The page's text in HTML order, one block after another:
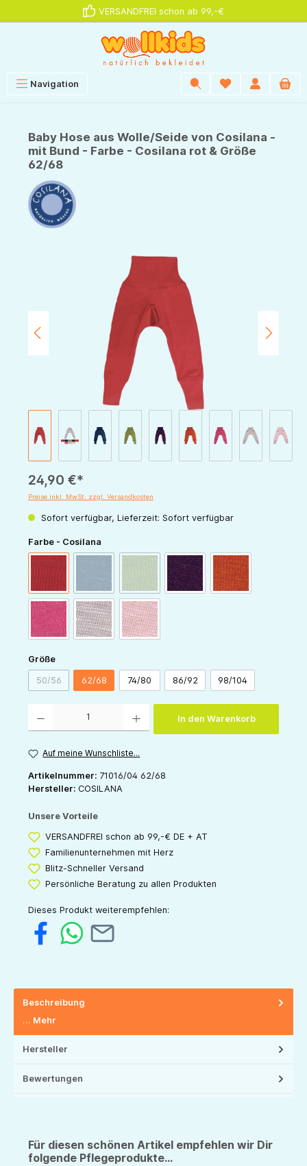
VERSANDFREI schon ab 99,-€
Navigation
Baby Hose aus Wolle/Seide von Cosilana -
mit Bund - Farbe - Cosilana rot & Größe
62/68
Bildergalerie überspringen
24,90 €*
Preise inkl. MwSt. zzgl. Versandkosten
Sofort verfügbar, Lieferzeit: Sofort verfügbar
Farbe - Cosilana
marine
(Diese Option ist zurzeit nicht verfügbar.)
(Diese Option ist zurzeit nicht verfügbar.)
pflaume orange
pink grau rose
Größeauswählen
50/56(Diese Option ist zurzeit nicht verfügbar.)
62/68 74/80 86/92 98/104
In den Warenkorb
Auf meine Wunschliste...
Artikelnummer: 71016/04 62/68
Hersteller: COSILANA
Unsere Vorteile
VERSANDFREI schon ab 99,-€ DE + AT
Familienunternehmen mit Herz
Blitz-Schneller Versand
Persönliche Beratung zu allen Produkten
Dieses Produkt weiterempfehlen:
Beschreibung
… Mehr
Hersteller
Bewertungen
Für diesen schönen Artikel empfehlen wir Dir
folgende Pflegeprodukte...